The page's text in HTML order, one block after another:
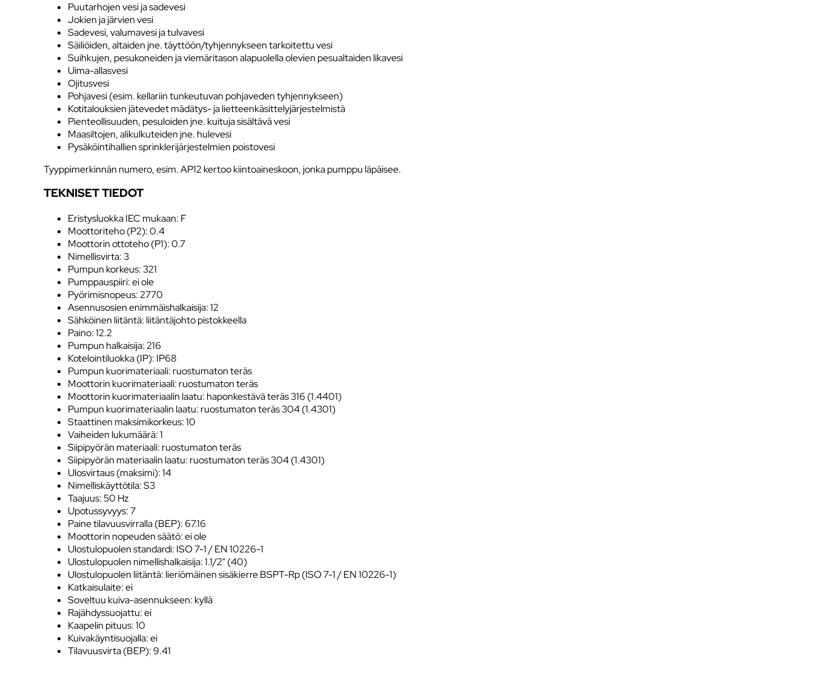
Puutarhojen vesi ja sadevesi
Jokien ja järvien vesi
Sadevesi, valumavesi ja tulvavesi
Säiliöiden, altaiden jne. täyttöön/tyhjennykseen tarkoitettu vesi
Suihkujen, pesukoneiden ja viemäritason alapuolella olevien pesualtaiden likavesi
Uima-allasvesi
Ojitusvesi
Pohjavesi (esim. kellariin tunkeutuvan pohjaveden tyhjennykseen)
Kotitalouksien jätevedet mädätys- ja lietteenkäsittelyjärjestelmistä
Pienteollisuuden, pesuloiden jne. kuituja sisältävä vesi
Maasiltojen, alikulkuteiden jne. hulevesi
Pysäköintihallien sprinklerijärjestelmien poistovesi
​Tyyppimerkinnän numero, esim. AP12 kertoo kiintoaineskoon, jonka pumppu läpäisee.
TEKNISET TIEDOT
Eristysluokka IEC mukaan: F
Moottoriteho (P2): 0.4
Moottorin ottoteho (P1): 0.7
Nimellisvirta: 3
Pumpun korkeus: 321
Pumppauspiiri: ei ole
Pyörimisnopeus: 2770
Asennusosien enimmäishalkaisija: 12
Sähköinen liitäntä: liitäntäjohto pistokkeella
Paino: 12.2
Pumpun halkaisija: 216
Kotelointiluokka (IP): IP68
Pumpun kuorimateriaali: ruostumaton teräs
Moottorin kuorimateriaali: ruostumaton teräs
Moottorin kuorimateriaalin laatu: haponkestävä teräs 316 (1.4401)
Pumpun kuorimateriaalin laatu: ruostumaton teräs 304 (1.4301)
Staattinen maksimikorkeus: 10
Vaiheiden lukumäärä: 1
Siipipyörän materiaali: ruostumaton teräs
Siipipyörän materiaalin laatu: ruostumaton teräs 304 (1.4301)
Ulosvirtaus (maksimi): 14
Nimelliskäyttötila: S3
Taajuus: 50 Hz
Upotussyvyys: 7
Paine tilavuusvirralla (BEP): 67.16
Moottorin nopeuden säätö: ei ole
Ulostulopuolen standardi: ISO 7-1 / EN 10226-1
Ulostulopuolen nimellishalkaisija: 1.1/2" (40)
Ulostulopuolen liitäntä: lieriömäinen sisäkierre BSPT-Rp (ISO 7-1 / EN 10226-1)
Katkaisulaite: ei
Soveltuu kuiva-asennukseen: kyllä
Rajähdyssuojattu: ei
Kaapelin pituus: 10
Kuivakäyntisuojalla: ei
Tilavuusvirta (BEP): 9.41